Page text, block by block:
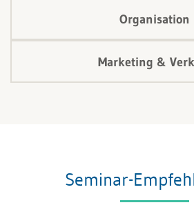
Organisation
Marketing &
Seminar-